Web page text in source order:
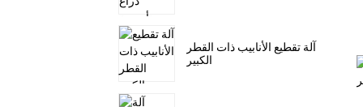
آلة تقطيع الأنابيب ذات القطر
الكبير